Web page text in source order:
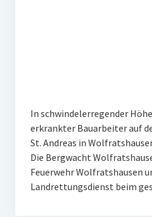
In schwindelerregender
erkrankter Bauarbeiter auf
St. Andreas in
Die Bergwacht
Feuerwehr Wolfratshausen
Landrettungsdienst beim